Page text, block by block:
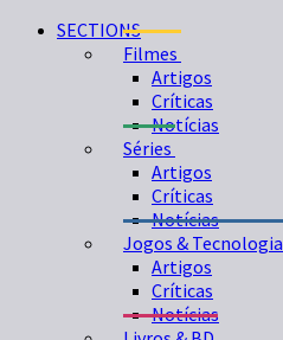
SECTIONS
Filmes
Artigos
Críticas
Notícias
Séries
Artigos
Críticas
Notícias
Jogos & Tecnologia
Artigos
Críticas
Notícias